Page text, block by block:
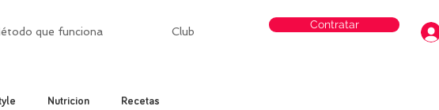
que funciona Club
Contratar
Nutricion Recetas